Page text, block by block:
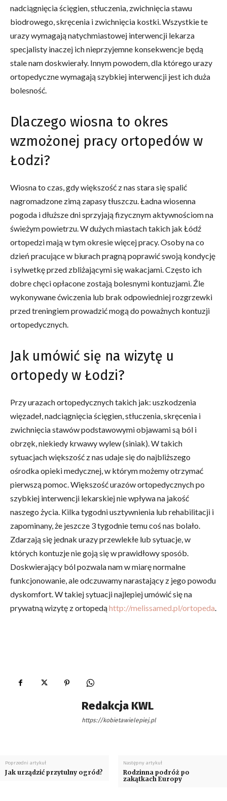
nadciągnięcia ścięgien, stłuczenia, zwichnięcia stawu
biodrowego, skręcenia i zwichnięcia kostki. Wszystkie te
urazy wymagają natychmiastowej interwencji lekarza
specjalisty inaczej ich nieprzyjemne konsekwencje będą
stale nam doskwierały. Innym powodem, dla którego urazy
ortopedyczne wymagają szybkiej interwencji jest ich duża
bolesność.
Dlaczego wiosna to okres
wzmożonej pracy ortopedów w
Łodzi?
Wiosna to czas, gdy większość z nas stara się spalić
nagromadzone zimą zapasy tłuszczu. Ładna wiosenna
pogoda i dłuższe dni sprzyjają fizycznym aktywnościom na
świeżym powietrzu. W dużych miastach takich jak Łódź
ortopedzi mają w tym okresie więcej pracy. Osoby na co
dzień pracujące w biurach pragną poprawić swoją kondycję
i sylwetkę przed zbliżającymi się wakacjami. Często ich
dobre chęci opłacone zostają bolesnymi kontuzjami. Źle
wykonywane ćwiczenia lub brak odpowiedniej rozgrzewki
przed treningiem prowadzić mogą do poważnych kontuzji
ortopedycznych.
Jak umówić się na wizytę u
ortopedy w Łodzi?
Przy urazach ortopedycznych takich jak: uszkodzenia
więzadeł, nadciągnięcia ścięgien, stłuczenia, skręcenia i
zwichnięcia stawów podstawowymi objawami są ból i
obrzęk, niekiedy krwawy wylew (siniak). W takich
sytuacjach większość z nas udaje się do najbliższego
ośrodka opieki medycznej, w którym możemy otrzymać
pierwszą pomoc. Większość urazów ortopedycznych po
szybkiej interwencji lekarskiej nie wpływa na jakość
naszego życia. Kilka tygodni usztywnienia lub rehabilitacji i
zapominany, że jeszcze 3 tygodnie temu coś nas bolało.
Zdarzają się jednak urazy przewlekłe lub sytuacje, w
których kontuzje nie goją się w prawidłowy sposób.
Doskwierający ból pozwala nam w miarę normalne
funkcjonowanie, ale odczuwamy narastający z jego powodu
dyskomfort. W takiej sytuacji najlepiej umówić się na
prywatną wizytę z ortopedąhttp://melissamed.pl/ortopeda
Redakcja KWL
https://kobietawielepiej.pl
Poprzedni artykuł
Jak urządzić przytulny ogród?
Następny artykuł
Rodzinna podróż po
zakątkach Europy